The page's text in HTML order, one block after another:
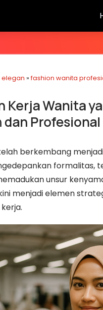
elegan »fashion wanita
Kerja Wanita
dan Profesional
berkembang
formalitas,
unsur
menjadi elemen